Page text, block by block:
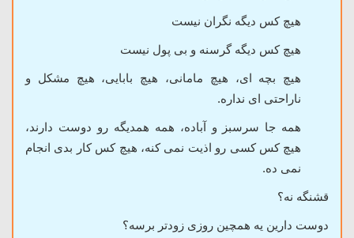
هیچ کس دیگه نگران نیست
هیچ کس دیگه گرسنه و بی پول نیست
هیچ بچه ای، هیچ مامانی، هیچ بابایی، هیچ مشکل و
ناراحتی ای نداره.
همه جا سرسبز و آباده، همه همدیگه رو دوست دارند،
هیچ کس کسی رو اذیت نمی کنه، هیچ کس کار بدی انجام
نمی ده.
قشنگه نه؟
دوست دارین یه همچین روزی زودتر برسه؟